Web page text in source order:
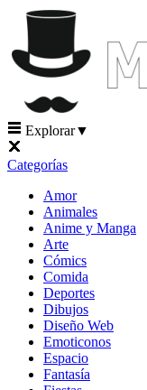
Explorar▼
Categorías
Amor
Animales
Anime y Manga
Arte
Cómics
Comida
Deportes
Dibujos
Diseño Web
Emoticonos
Espacio
Fantasía